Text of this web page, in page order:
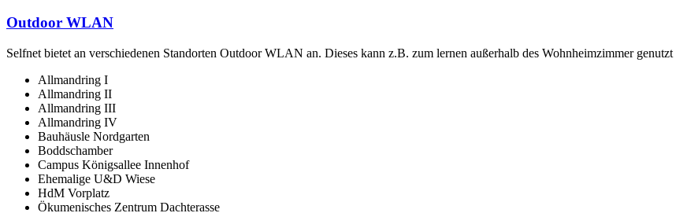
Outdoor WLAN
Selfnet bietet an verschiedenen Standorten Outdoor WLAN an. Dieses kann z.B. zum lernen außerhalb des Wohnheimzimmer
Allmandring I
Allmandring II
Allmandring III
Allmandring IV
Bauhäusle Nordgarten
Boddschamber
Campus Königsallee Innenhof
Ehemalige U&D Wiese
HdM Vorplatz
Ökumenisches Zentrum Dachterasse